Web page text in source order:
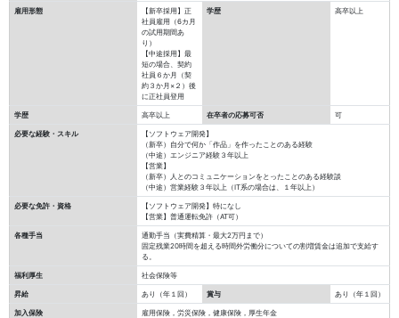
雇用形態
【新卒採用】正
社員雇用（6カ月
の試用期間あ
り）
【中途採用】最
短の場合、契約
社員６か月（契
約３か月×２）後
に正社員登用
学歴 高卒以上
学歴 高卒以上 在卒者の応募可否 可
必要な経験・スキル
【ソフトウェア開発】
（新卒）自分で何か「作品」を作ったことのある経験
（中途）エンジニア経験３年以上
【営業】
（新卒）人とのコミュニケーションをとったことのある経験談
（中途）営業経験３年以上（IT系の場合は、１年以上）
必要な免許・資格
【ソフトウェア開発】特になし
【営業】普通運転免許（AT可）
各種手当
通勤手当（実費精算・最大2万円まで）
固定残業20時間を超える時間外労働分についての割増賃金は追加で支給す
る。
福利厚生 社会保険等
昇給 あり（年１回） 賞与 あり（年１回）
加入保険 雇用保険，労災保険，健康保険，厚生年金